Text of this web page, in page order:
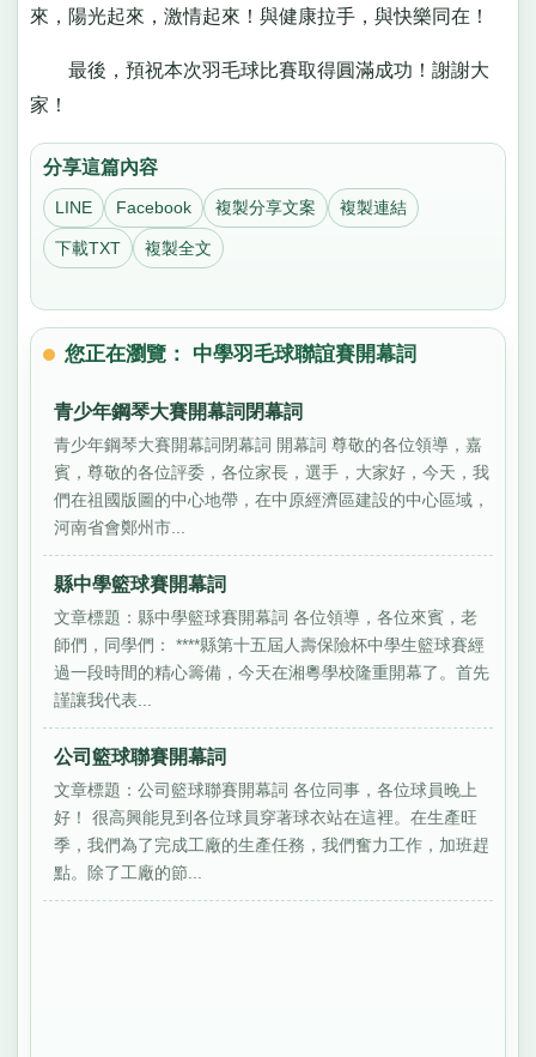
來，陽光起來，激情起來！與健康拉手，與快樂同在！
最後，預祝本次羽毛球比賽取得圓滿成功！謝謝大
家！
分享這篇內容
LINE Facebook 複製分享文案 複製連結
下載TXT 複製全文
您正在瀏覽： 中學羽毛球聯誼賽開幕詞
青少年鋼琴大賽開幕詞閉幕詞
青少年鋼琴大賽開幕詞閉幕詞 開幕詞 尊敬的各位領導，嘉
賓，尊敬的各位評委，各位家長，選手，大家好，今天，我
們在祖國版圖的中心地帶，在中原經濟區建設的中心區域，
河南省會鄭州市...
縣中學籃球賽開幕詞
文章標題：縣中學籃球賽開幕詞 各位領導，各位來賓，老
師們，同學們： ****縣第十五屆人壽保險杯中學生籃球賽經
過一段時間的精心籌備，今天在湘粵學校隆重開幕了。首先
謹讓我代表...
公司籃球聯賽開幕詞
文章標題：公司籃球聯賽開幕詞 各位同事，各位球員晚上
好！ 很高興能見到各位球員穿著球衣站在這裡。在生產旺
季，我們為了完成工廠的生產任務，我們奮力工作，加班趕
點。除了工廠的節...